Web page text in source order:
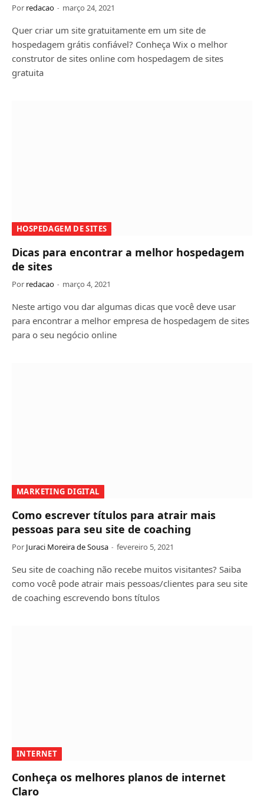
Por redacao março 24, 2021
Quer criar um site gratuitamente em um site de
hospedagem grátis confiável? Conheça Wix o melhor
construtor de sites online com hospedagem de sites
gratuita
HOSPEDAGEM DE SITES
Dicas para encontrar a melhor hospedagem
de sites
Por redacao março 4, 2021
Neste artigo vou dar algumas dicas que você deve usar
para encontrar a melhor empresa de hospedagem de sites
para o seu negócio online
MARKETING DIGITAL
Como escrever títulos para atrair mais
pessoas para seu site de coaching
Por Juraci Moreira de Sousa fevereiro 5, 2021
Seu site de coaching não recebe muitos visitantes? Saiba
como você pode atrair mais pessoas/clientes para seu site
de coaching escrevendo bons títulos
INTERNET
Conheça os melhores planos de internet
Claro